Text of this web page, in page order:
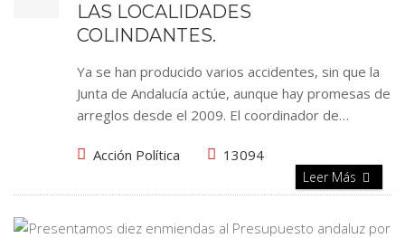
LAS LOCALIDADES
COLINDANTES.
Ya se han producido varios accidentes, sin que la
Junta de Andalucía actúe, aunque hay promesas de
arreglos desde el 2009. El coordinador de…
Acción Política 13094
Leer Más